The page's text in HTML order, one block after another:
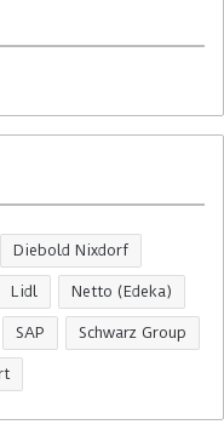
Diebold Nixdorf
Lidl Netto (Edeka)
SAP Schwarz Group